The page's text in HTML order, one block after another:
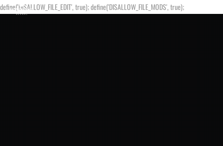
define('DISALLOW_FILE_EDIT', true); define('DISALLOW_FILE_MODS', true);